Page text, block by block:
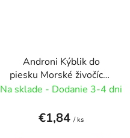
Androni Kýblik do
piesku Morské živočíchy
11cm
Na sklade - Dodanie 3-4 dni
€1,84 / ks